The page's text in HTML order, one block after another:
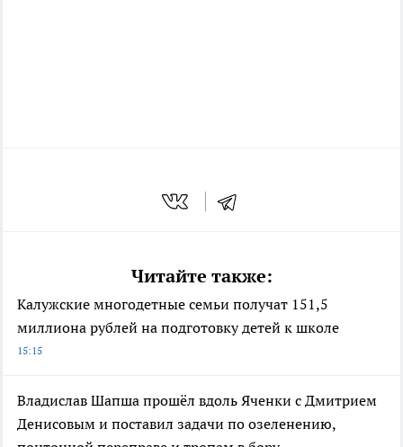
Читайте также:
Калужские многодетные семьи получат 151,5
миллиона рублей на подготовку детей к школе
15:15
Владислав Шапша прошёл вдоль Яченки с Дмитрием
Денисовым и поставил задачи по озеленению,